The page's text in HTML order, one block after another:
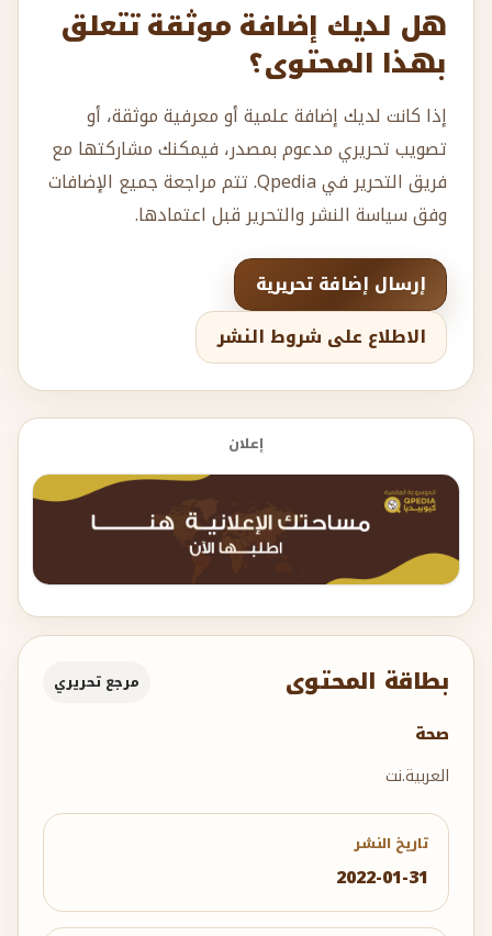
بطاقة المحتوى مرجع تحريري
صحة
العربية.نت
تاريخ النشر
2022-01-31
هل لديك إضافة موثقة تتعلق
بهذا المحتوى؟
إذا كانت لديك إضافة علمية أو معرفية موثقة، أو
تصويب تحريري مدعوم بمصدر، فيمكنك مشاركتها مع
فريق التحرير في Qpedia. تتم مراجعة جميع الإضافات
وفق سياسة النشر والتحرير قبل اعتمادها.
إرسال إضافة تحريرية
الاطلاع على شروط النشر
إعلان